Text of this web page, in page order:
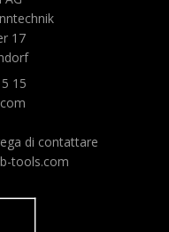
17
15
di contattare
tools.com